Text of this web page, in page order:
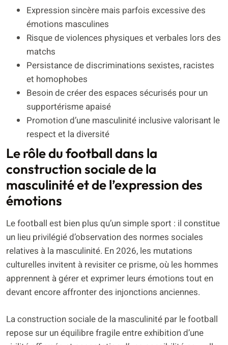
Expression sincère mais parfois excessive des
émotions masculines
Risque de violences physiques et verbales lors des
matchs
Persistance de discriminations sexistes, racistes
et homophobes
Besoin de créer des espaces sécurisés pour un
supportérisme apaisé
Promotion d’une masculinité inclusive valorisant le
respect et la diversité
Le rôle du football dans la
construction sociale de la
masculinité et de l’expression des
émotions
Le football est bien plus qu’un simple sport : il constitue
un lieu privilégié d’observation des normes sociales
relatives à la masculinité. En 2026, les mutations
culturelles invitent à revisiter ce prisme, où les hommes
apprennent à gérer et exprimer leurs émotions tout en
devant encore affronter des injonctions anciennes.
La construction sociale de la masculinité par le football
repose sur un équilibre fragile entre exhibition d’une